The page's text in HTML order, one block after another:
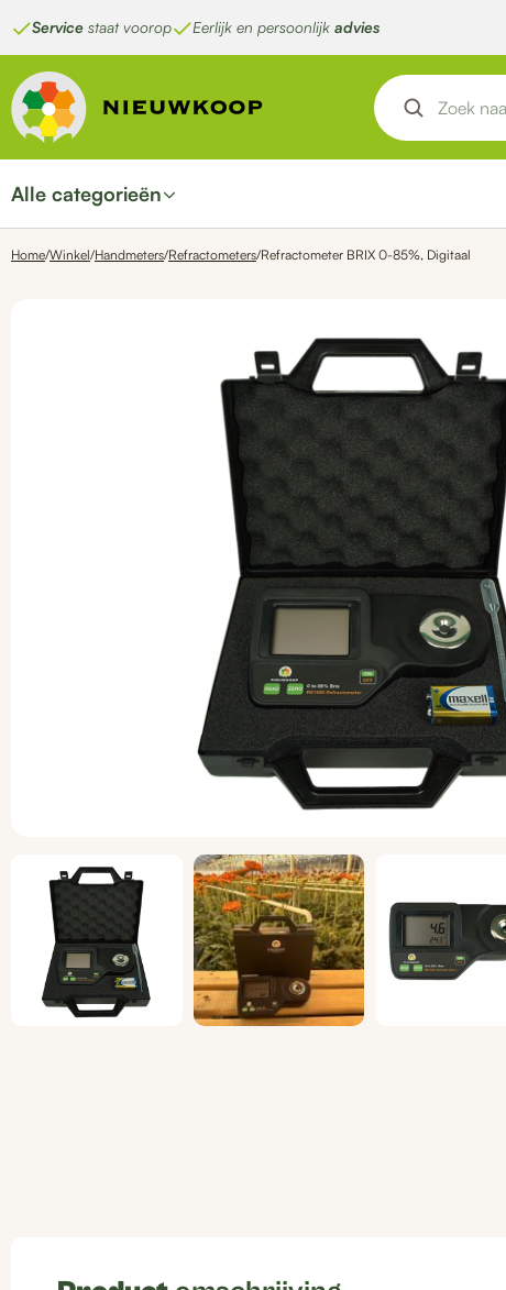
naar
inhoud
Service staat voorop Eerlijk en persoonlijk advies
Alle categorieën
Home/Winkel/Handmeters/Refractometers/Refractometer BRIX 0-85%, Digitaal